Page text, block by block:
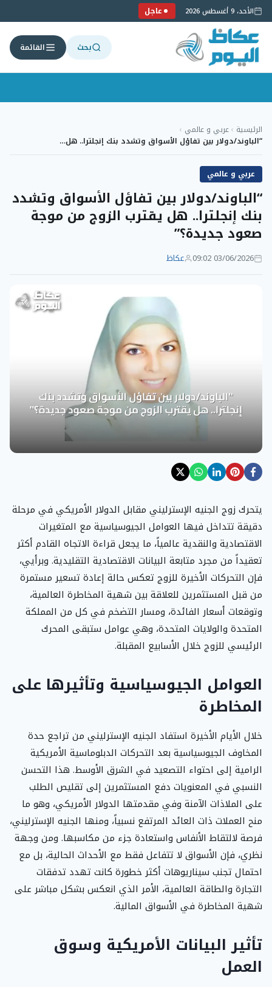
الأحد، 9 أغسطس 2026 عاجل
بحث القائمة
إلى
المحتوى
الرئيسية ›عربي و عالمي ›
“الباوند/دولار بين تفاؤل الأسواق وتشدد بنك إنجلترا.. هل…
عربي و عالمي
“الباوند/دولار بين تفاؤل الأسواق وتشدد
بنك إنجلترا.. هل يقترب الزوج من موجة
صعود جديدة؟”
03/06/2026 09:02 عكاظ
يتحرك زوج الجنيه الإسترليني مقابل الدولار الأمريكي في مرحلة
دقيقة تتداخل فيها العوامل الجيوسياسية مع المتغيرات
الاقتصادية والنقدية عالمياً، ما يجعل قراءة الاتجاه القادم أكثر
تعقيداً من مجرد متابعة البيانات الاقتصادية التقليدية. وبرأيي،
فإن التحركات الأخيرة للزوج تعكس حالة إعادة تسعير مستمرة
من قبل المستثمرين للعلاقة بين شهية المخاطرة العالمية،
وتوقعات أسعار الفائدة، ومسار التضخم في كل من المملكة
المتحدة والولايات المتحدة، وهي عوامل ستبقى المحرك
الرئيسي للزوج خلال الأسابيع المقبلة.
العوامل الجيوسياسية وتأثيرها على
المخاطرة
خلال الأيام الأخيرة استفاد الجنيه الإسترليني من تراجع حدة
المخاوف الجيوسياسية بعد التحركات الدبلوماسية الأمريكية
الرامية إلى احتواء التصعيد في الشرق الأوسط. هذا التحسن
النسبي في المعنويات دفع المستثمرين إلى تقليص الطلب
على الملاذات الآمنة وفي مقدمتها الدولار الأمريكي، وهو ما
منح العملات ذات العائد المرتفع نسبياً، ومنها الجنيه الإسترليني،
فرصة لالتقاط الأنفاس واستعادة جزء من مكاسبها. ومن وجهة
نظري، فإن الأسواق لا تتفاعل فقط مع الأحداث الحالية، بل مع
احتمال تجنب سيناريوهات أكثر خطورة كانت تهدد تدفقات
التجارة والطاقة العالمية، الأمر الذي انعكس بشكل مباشر على
شهية المخاطرة في الأسواق المالية.
تأثير البيانات الأمريكية وسوق
العمل